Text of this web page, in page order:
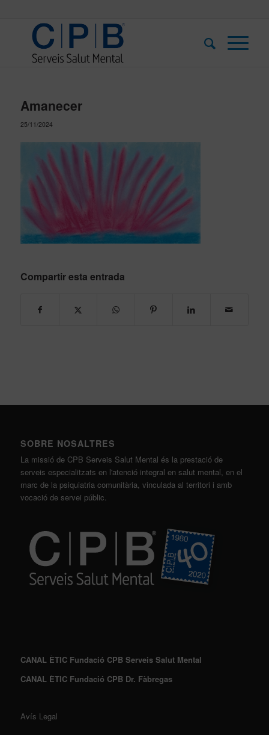
Amanecer
25/11/2024
Compartir esta entrada
SOBRE NOSALTRES
La missió de CPB Serveis Salut Mental és la prestació de
serveis especialitzats en l'atenció integral en salut mental, en el
marc de la psiquiatria comunitària, vinculada al territori i amb
vocació de servei públic.
CANAL ÈTIC Fundació CPB Serveis Salut Mental
CANAL ÈTIC Fundació CPB Dr. Fàbregas
Avís Legal